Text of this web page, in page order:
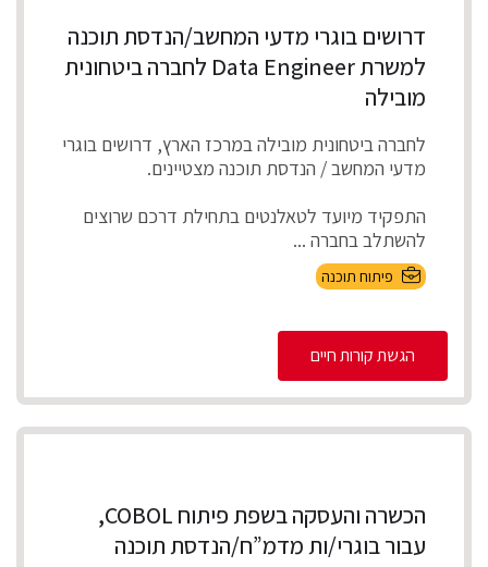
דרושים בוגרי מדעי המחשב/הנדסת תוכנה
למשרת Data Engineer לחברה ביטחונית
מובילה
לחברה ביטחונית מובילה במרכז הארץ, דרושים בוגרי
מדעי המחשב / הנדסת תוכנה מצטיינים.
התפקיד מיועד לטאלנטים בתחילת דרכם שרוצים
להשתלב בחברה ...
פיתוח תוכנה
הגשת קורות חיים
הכשרה והעסקה בשפת פיתוח COBOL,
עבור בוגרי/ות מדמ”ח/הנדסת תוכנה